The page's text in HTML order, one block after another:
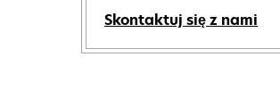
Skontaktuj się z nami